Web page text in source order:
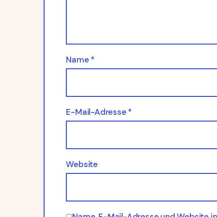
Name*
E-Mail-Adresse*
Website